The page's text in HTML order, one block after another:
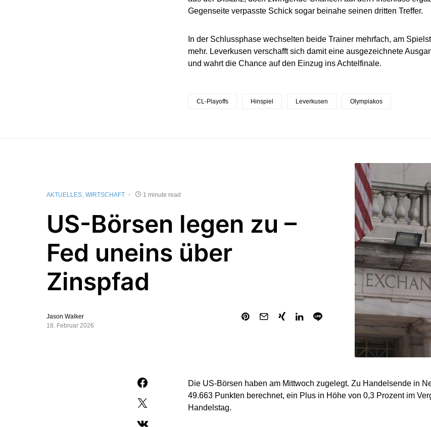
Gegenseite verpasste Schick sogar beinahe seinen dritten Treffer.
In der Schlussphase wechselten beide Trainer mehrfach, am
mehr. Leverkusen verschafft sich damit eine ausgezeichnete
und wahrt die Chance auf den Einzug ins Achtelfinale.
CL-Playoffs Hinspiel Leverkusen Olympiakos
AKTUELLES WIRTSCHAFT 1 minute read
US-Börsen legen zu –
Fed uneins über
Zinspfad
Jason Walker
18. Februar 2026
Die US-Börsen haben am Mittwoch zugelegt. Zu Handelsende in
49.663 Punkten berechnet, ein Plus in Höhe von 0,3 Prozent im
Handelstag.